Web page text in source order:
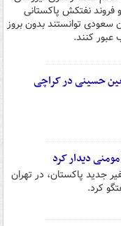
فروند نفتکش پاکستانی
توانستند بدون بروز
عبور کنند.
حسینی در کراچی
دیدار کرد
جدید پاکستان، در تهران
کرد.